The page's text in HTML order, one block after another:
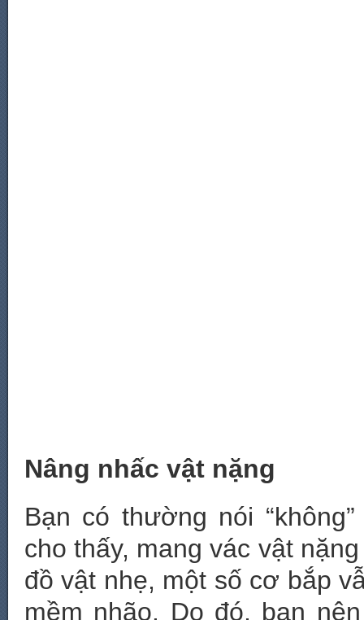
Nâng nhấc vật nặng
Bạn có thường nói
cho thấy, mang vác vật
đồ vật nhẹ, một số cơ bắp
mềm nhão. Do đó, bạn